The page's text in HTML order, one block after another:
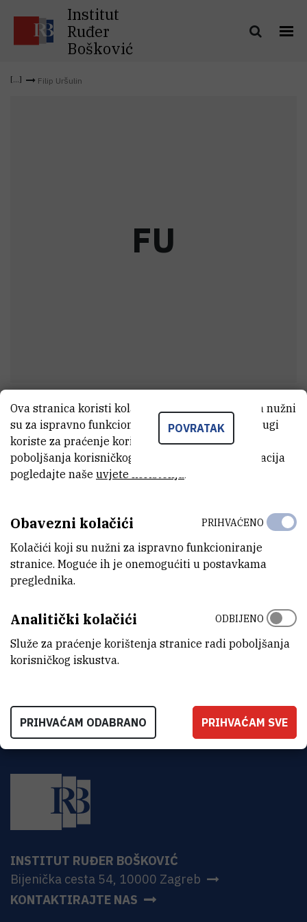
Institut
Ruđer
Bošković
Filip Uršulin
FU
FilipUršulin
Koordinator u administraciji
+385 99 484 1589
ORGANIZACIJSKA JEDINICA
ADRESA
Institut Ruđer Bošković
Bijenička 54
HR-10000 Zagreb
INSTITUT RUĐER BOŠKOVIĆ
Bijenička cesta 54, 10000 Zagreb
KONTAKTIRAJTE NAS
POVRATAK
Ova stranica koristi kolačiće. Neki od tih kolačića nužni
su za ispravno funkcioniranje stranice, dok se drugi
koriste za praćenje korištenja stranice radi
poboljšanja korisničkog iskustva. Za više informacija
pogledajte naše uvjete korištenja.
Obavezni kolačići
Kolačići koji su nužni za ispravno funkcioniranje
stranice. Moguće ih je onemogućiti u postavkama
preglednika.
PRIHVAĆENO
Analitički kolačići
Služe za praćenje korištenja stranice radi poboljšanja
korisničkog iskustva.
ODBIJENO
PRIHVAĆAM ODABRANO PRIHVAĆAM SVE